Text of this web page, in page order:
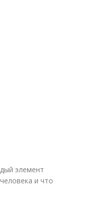
элемент
и что